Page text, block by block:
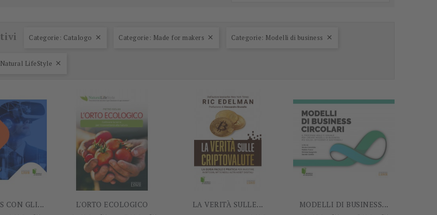
Categorie: Catalogo  Categorie: Made for makers  Categorie: Modelli di business 
LifeStyle 
CON GLI... L'ORTO ECOLOGICO LA VERITÀ SULLE... MODELLI DI BUSINESS...